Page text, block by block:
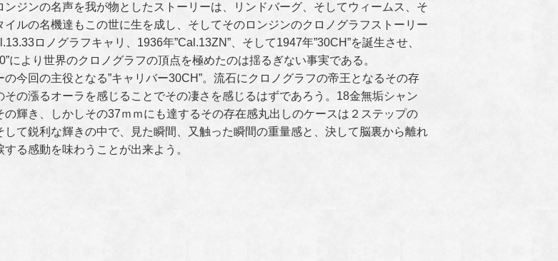
ンジンの名声を我が物としたストーリーは、リンドバーグ、そしてウィームス、そ
イルの名機達もこの世に生を成し、そしてそのロンジンのクロノグラフストーリー
ロノグラフキャリ、1936年”Cal.13ZN”、そして1947年”30CH”を誕生させ、
により世界のクロノグラフの頂点を極めたのは揺るぎない事実である。
の今回の主役となる”キャリバー30CH”。流石にクロノグラフの帝王となるその存
その漲るオーラを感じることでその凄さを感じるはずであろう。18金無垢シャン
の輝き、しかしその37ｍｍにも達するその存在感丸出しのケースは２ステップの
して鋭利な輝きの中で、見た瞬間、又触った瞬間の重量感と、決して脳裏から離れ
る感動を味わうことが出来よう。